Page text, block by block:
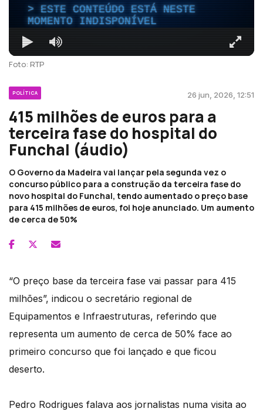
ESTE CONTEÚDO ESTÁ NESTE
MOMENTO INDISPONÍVEL
Foto: RTP
POLÍTICA 26 jun, 2026, 12:51
415 milhões de euros para a
terceira fase do hospital do
Funchal (áudio)
O Governo da Madeira vai lançar pela segunda vez o
concurso público para a construção da terceira fase do
novo hospital do Funchal, tendo aumentado o preço base
para 415 milhões de euros, foi hoje anunciado. Um aumento
de cerca de 50%
“O preço base da terceira fase vai passar para 415
milhões”, indicou o secretário regional de
Equipamentos e Infraestruturas, referindo que
representa um aumento de cerca de 50% face ao
primeiro concurso que foi lançado e que ficou
deserto.
Pedro Rodrigues falava aos jornalistas numa visita ao